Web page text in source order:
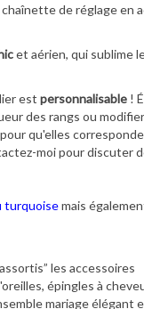
de réglage en
et aérien, qui sublime
est personnalisable!
des rangs ou
qu'elles
moi pour discuter
turquoisemais
les accessoires
épingles à
mariage élégant